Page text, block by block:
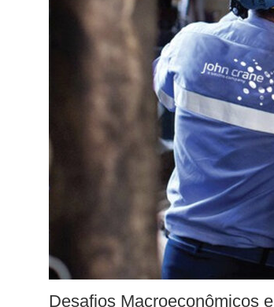
Desafios Macroeconômicos